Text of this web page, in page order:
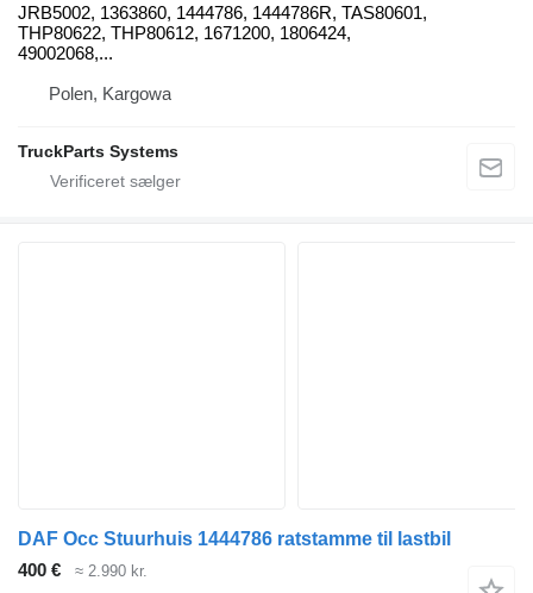
JRB5002, 1363860, 1444786, 1444786R, TAS80601,
THP80622, THP80612, 1671200, 1806424,
49002068,...
Polen, Kargowa
TruckParts Systems
DAF Occ Stuurhuis 1444786 ratstamme til lastbil
400 €
≈ 2.990 kr.